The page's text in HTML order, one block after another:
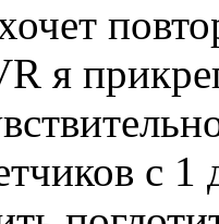
я
с